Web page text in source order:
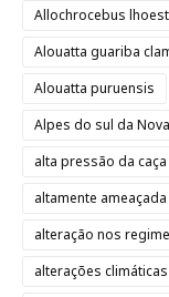
Allochrocebus
Alouatta guariba
Alouatta puruensis
Alpes do sul da
alta pressão da caça
altamente ameaçada
alteração nos
alterações climáticas